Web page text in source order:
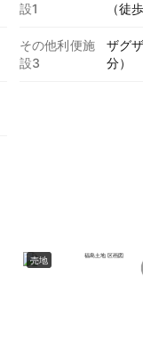
設1
（徒
その他利便施
設3
ザグ
分）
売地